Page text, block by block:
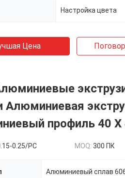
Настройка цвета
Цена
Алюминиевая
профиль 40 X
0.25/PC MOQ: 300 ПК
Алюминиевый сплав